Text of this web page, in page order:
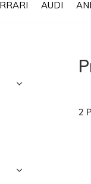
AUDI
2